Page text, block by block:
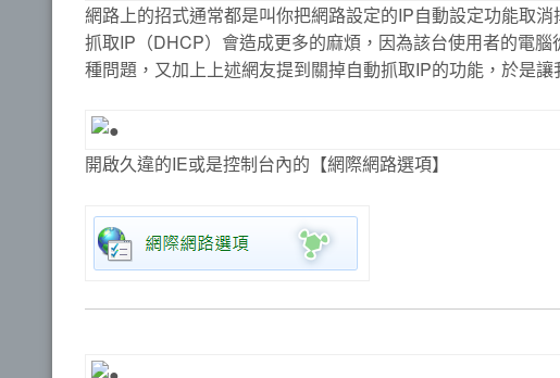
網路上的招式通常都是叫你把網路設定的IP自動設定功能取
抓取IP（DHCP）會造成更多的麻煩，因為該台使用者的電
種問題，又加上上述網友提到關掉自動抓取IP的功能，於是
開啟久違的IE或是控制台內的【網際網路選項】